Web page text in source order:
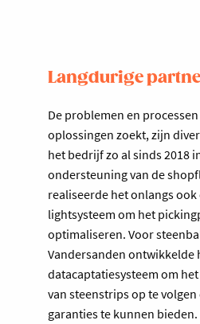
Langdurige
De problemen en
oplossingen zoekt, zijn
het bedrijf zo al sinds 2018
ondersteuning van de
realiseerde het onlangs
lightsysteem om het
optimaliseren. Voor
Vandersanden ontwikkelde
datacaptatiesysteem om
van steenstrips op te
garanties te kunnen bieden.